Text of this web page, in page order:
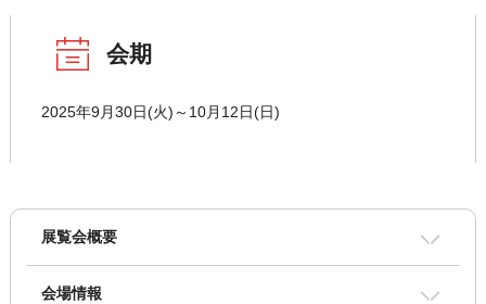
会期
2025年9月30日(火)～10月12日(日)
展覧会概要
会場情報